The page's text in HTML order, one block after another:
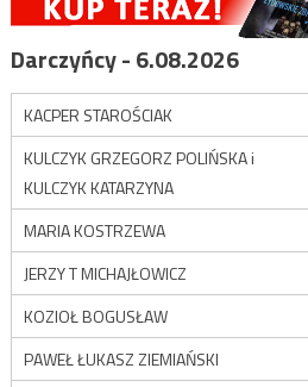
Darczyńcy - 6.08.2026
KACPER STAROŚCIAK
KULCZYK GRZEGORZ POLIŃSKA i
KULCZYK KATARZYNA
MARIA KOSTRZEWA
JERZY T MICHAJŁOWICZ
KOZIOŁ BOGUSŁAW
PAWEŁ ŁUKASZ ZIEMIAŃSKI